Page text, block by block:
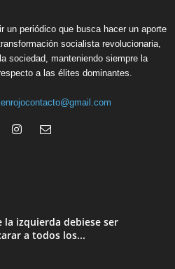
un periódico que busca hacer un aporte
socialista revolucionaria,
sociedad, manteniendo siempre la
a las élites dominantes.
la izquierda debiese ser
a todos los...